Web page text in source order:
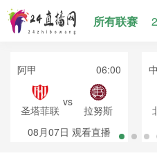
所有联赛
阿甲 06:00
圣塔菲联
vs
拉努斯
08月07日 观看直播